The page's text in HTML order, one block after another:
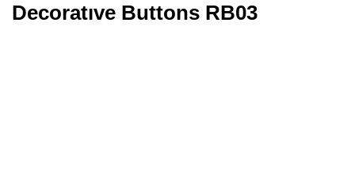
Decoratıve Buttons RB03